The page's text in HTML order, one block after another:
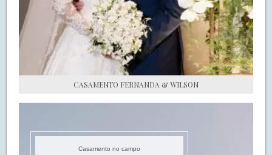
CASAMENTO FERNANDA & WILSON
Casamento no campo